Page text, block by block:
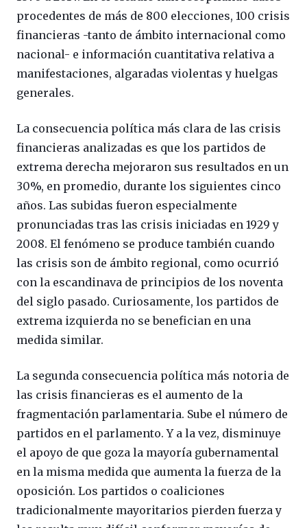
procedentes de más de 800 elecciones, 100 crisis
financieras -tanto de ámbito internacional como
nacional- e información cuantitativa relativa a
manifestaciones, algaradas violentas y huelgas
generales.
La consecuencia política más clara de las crisis
financieras analizadas es que los partidos de
extrema derecha mejoraron sus resultados en un
30%, en promedio, durante los siguientes cinco
años. Las subidas fueron especialmente
pronunciadas tras las crisis iniciadas en 1929 y
2008. El fenómeno se produce también cuando
las crisis son de ámbito regional, como ocurrió
con la escandinava de principios de los noventa
del siglo pasado. Curiosamente, los partidos de
extrema izquierda no se benefician en una
medida similar.
La segunda consecuencia política más notoria de
las crisis financieras es el aumento de la
fragmentación parlamentaria. Sube el número de
partidos en el parlamento. Y a la vez, disminuye
el apoyo de que goza la mayoría gubernamental
en la misma medida que aumenta la fuerza de la
oposición. Los partidos o coaliciones
tradicionalmente mayoritarios pierden fuerza y